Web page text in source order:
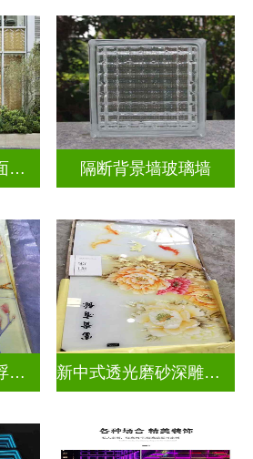
卫生间网红艺术双面玻璃墙 隔断背景墙玻璃墙
现代深雕纹理深雕浮雕玻璃 新中式透光磨砂深雕浮雕玻璃